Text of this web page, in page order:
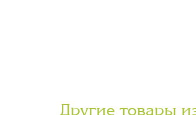
Другие товары